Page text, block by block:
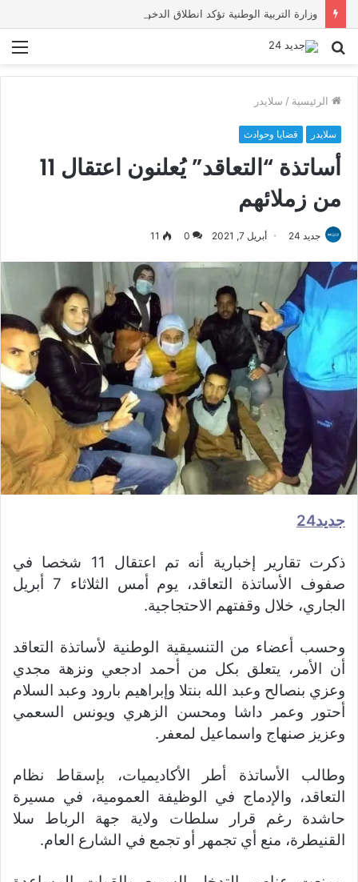
بحث
الرئيسية / سلايدر
سلايدر قضايا وحوادث
أساتذة “التعاقد” يُعلنون اعتقال 11
من زملائهم
جديد 24 أبريل 7, 2021 0
11
جديد24
ذكرت تقارير إخبارية أنه تم اعتقال 11 شخصا في
صفوف الأساتذة التعاقد، يوم أمس الثلاثاء 7 أبريل
الجاري، خلال وقفتهم الاحتجاجية.
وحسب أعضاء من التنسيقية الوطنية لأساتذة التعاقد
أن الأمر، يتعلق بكل من أحمد ادجعي ونزهة مجدي
وعزي بنصالح وعبد الله بنتلا وإبراهيم بارود وعبد السلام
أحتور وعمر داشا ومحسن الزهري ويونس السعمي
وعزيز صنهاج واسماعيل لمعفر.
وطالب الأساتذة أطر الأكاديميات، بإسقاط نظام
التعاقد، والإدماج في الوظيفة العمومية، في مسيرة
حاشدة رغم قرار سلطات ولاية جهة الرباط سلا
القنيطرة، منع أي تجمهر أو تجمع في الشارع العام.